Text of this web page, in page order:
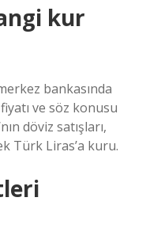
kur
bankasında
ve söz konusu
döviz satışları,
Türk Liras’a kuru.